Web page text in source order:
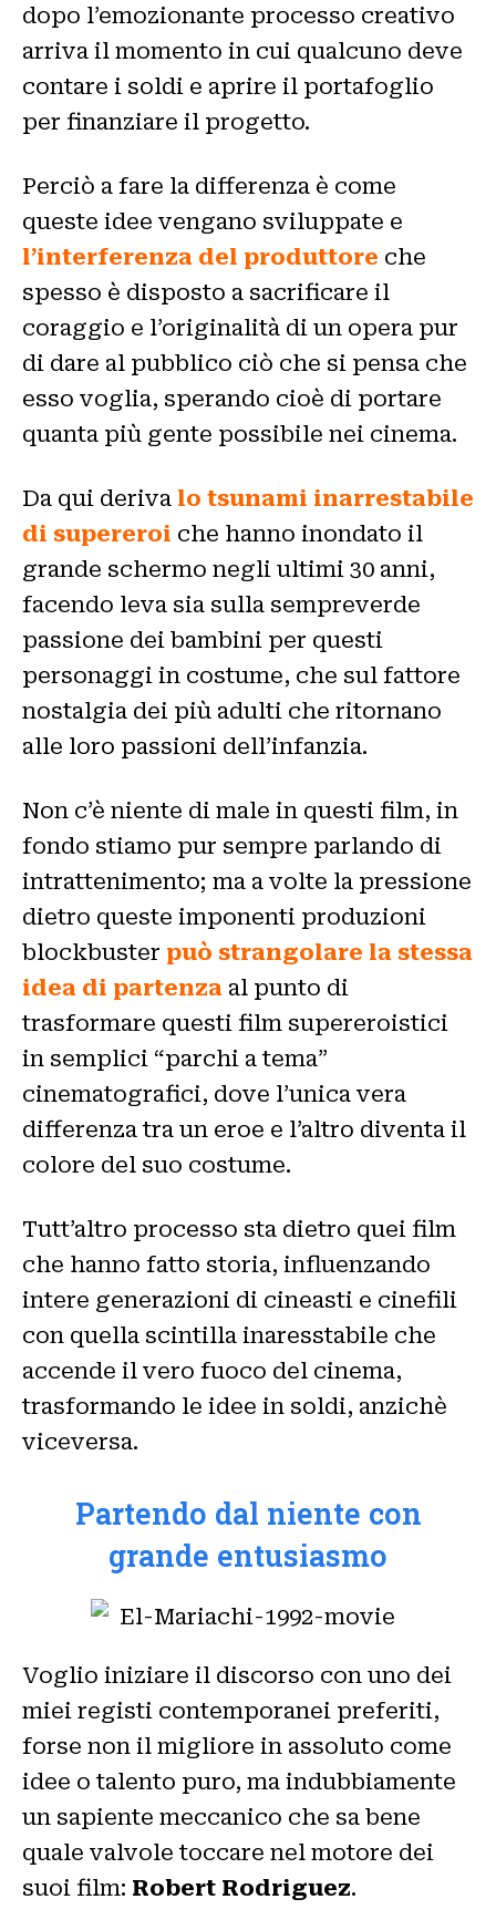
dopo l’emozionante processo creativo
arriva il momento in cui qualcuno deve
contare i soldi e aprire il portafoglio
per finanziare il progetto.
Perciò a fare la differenza è come
queste idee vengano sviluppate e
l’interferenza del produttore che
spesso è disposto a sacrificare il
coraggio e l’originalità di un opera pur
di dare al pubblico ciò che si pensa che
esso voglia, sperando cioè di portare
quanta più gente possibile nei cinema.
Da qui deriva lo tsunami inarrestabile
di supereroi che hanno inondato il
grande schermo negli ultimi 30 anni,
facendo leva sia sulla sempreverde
passione dei bambini per questi
personaggi in costume, che sul fattore
nostalgia dei più adulti che ritornano
alle loro passioni dell’infanzia.
Non c’è niente di male in questi film, in
fondo stiamo pur sempre parlando di
intrattenimento; ma a volte la pressione
dietro queste imponenti produzioni
blockbuster può strangolare la stessa
idea di partenza al punto di
trasformare questi film supereroistici
in semplici “parchi a tema”
cinematografici, dove l’unica vera
differenza tra un eroe e l’altro diventa il
colore del suo costume.
Tutt’altro processo sta dietro quei film
che hanno fatto storia, influenzando
intere generazioni di cineasti e cinefili
con quella scintilla inaresstabile che
accende il vero fuoco del cinema,
trasformando le idee in soldi, anzichè
viceversa.
Partendo dal niente con
grande entusiasmo
Voglio iniziare il discorso con uno dei
miei registi contemporanei preferiti,
forse non il migliore in assoluto come
idee o talento puro, ma indubbiamente
un sapiente meccanico che sa bene
quale valvole toccare nel motore dei
suoi film: Robert Rodriguez.